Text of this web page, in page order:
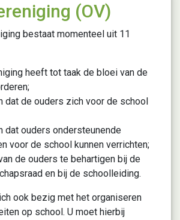
(OV)
bestaat momenteel uit 11
heeft tot taak de bloei van de
dat de ouders zich voor de school
dat ouders ondersteunende
voor de school kunnen verrichten;
de ouders te behartigen bij de
en bij de schoolleiding.
ook bezig met het organiseren
op school. U moet hierbij